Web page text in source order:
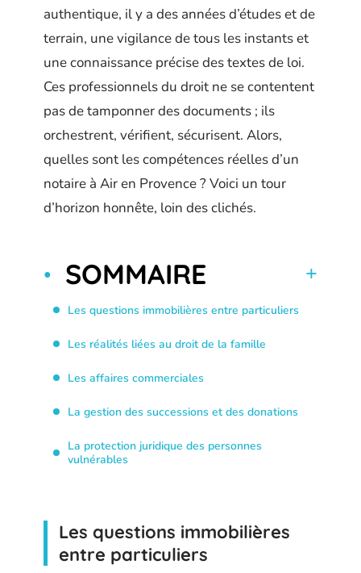
authentique, il y a des années d’études et de
terrain, une vigilance de tous les instants et
une connaissance précise des textes de loi.
Ces professionnels du droit ne se contentent
pas de tamponner des documents ; ils
orchestrent, vérifient, sécurisent. Alors,
quelles sont les compétences réelles d’un
notaire à Air en Provence ? Voici un tour
d’horizon honnête, loin des clichés.
SOMMAIRE
Les questions immobilières entre particuliers
Les réalités liées au droit de la famille
Les affaires commerciales
La gestion des successions et des donations
La protection juridique des personnes
vulnérables
Les questions immobilières
entre particuliers